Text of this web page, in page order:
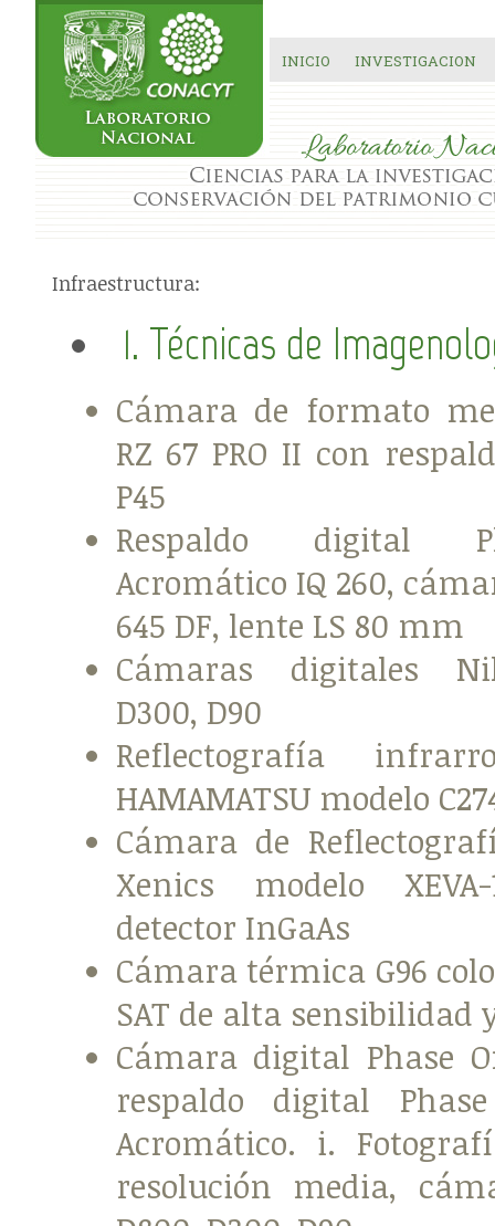
INICIO INVESTIGACION
Infraestructura:
1. Técnicas de
Cámara de formato
RZ 67 PRO II con
P45
Respaldo digital
Acromático IQ 260,
645 DF, lente LS 80 mm
Cámaras digitales
D300, D90
Reflectografía
HAMAMATSU modelo
Cámara de
Xenics modelo
detector InGaAs
Cámara térmica G96
SAT de alta sensibilidad
Cámara digital Phase
respaldo digital
Acromático. i.
resolución media,